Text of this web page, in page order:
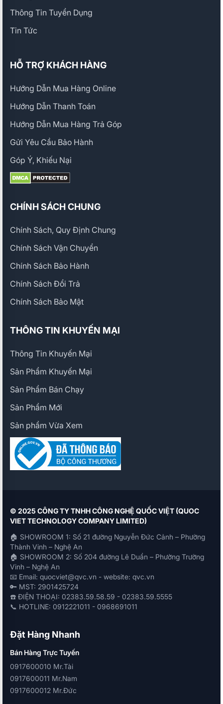
Thông Tin Tuyển Dụng
Tin Tức
HỖ TRỢ KHÁCH HÀNG
Hướng Dẫn Mua Hàng Online
Hướng Dẫn Thanh Toán
Hướng Dẫn Mua Hàng Trả Góp
Gửi Yêu Cầu Bảo Hành
Góp Ý, Khiếu Nại
CHÍNH SÁCH CHUNG
Chính Sách, Quy Định Chung
Chính Sách Vận Chuyển
Chính Sách Bảo Hành
Chính Sách Đổi Trả
Chính Sách Bảo Mật
THÔNG TIN KHUYẾN MẠI
Thông Tin Khuyến Mại
Sản Phẩm Khuyến Mại
Sản Phẩm Bán Chạy
Sản Phẩm Mới
Sản phẩm Vừa Xem
© 2025 CÔNG TY TNHH CÔNG NGHỆ QUỐC VIỆT (QUOC
VIET TECHNOLOGY COMPANY LIMITED)
🏠 SHOWROOM 1: Số 21 đường Nguyễn Đức Cảnh – Phường
Thành Vinh – Nghệ An
🏠 SHOWROOM 2: Số 204 đường Lê Duẩn – Phường Trường
Vinh – Nghệ An
📧 Email: quocviet@qvc.vn - website: qvc.vn
🔑 MST: 2901425724
☎️ ĐIỆN THOẠI: 02383.59.58.59 - 02383.59.5555
📞 HOTLINE: 0912221011 - 0968691011
Đặt Hàng Nhanh
Bán Hàng Trực Tuyến
0917600010 Mr.Tài
0917600011 Mr.Nam
0917600012 Mr.Đức